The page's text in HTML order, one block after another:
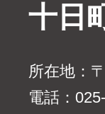
十日
所在地：
電話：